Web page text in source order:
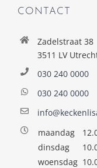
CONTACT
Zadelstraat 38
3511 LV
030 240 0000
030 240 0000
maandag
dinsdag
woensdag